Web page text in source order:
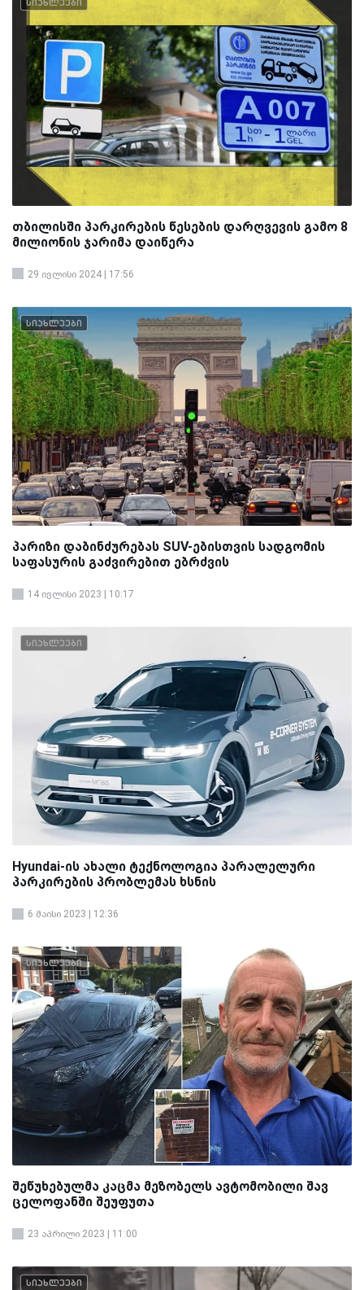
თბილისში პარკირების წესების დარღვევის გამო 8
მილიონის ჯარიმა დაიწერა
29 ივლისი 2024 | 17:56
სიახლეები
პარიზი დაბინძურებას SUV-ებისთვის სადგომის
საფასურის გაძვირებით ებრძვის
14 ივლისი 2023 | 10:17
სიახლეები
Hyundai-ის ახალი ტექნოლოგია პარალელური
პარკირების პრობლემას ხსნის
6 მაისი 2023 | 12:36
სიახლეები
შეწუხებულმა კაცმა მეზობელს ავტომობილი შავ
ცელოფანში შეუფუთა
23 აპრილი 2023 | 11:00
სიახლეები